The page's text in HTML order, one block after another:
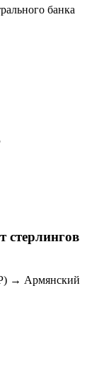
банка
стерлингов
→ Армянский